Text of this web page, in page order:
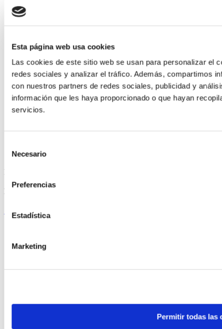
Esta página web usa cookies
Las cookies de este sitio web se usan para personalizar el
redes sociales y analizar el tráfico. Además, compartimos
con nuestros partners de redes sociales, publicidad y
información que les haya proporcionado o que hayan
servicios.
consentimiento
Necesario
Preferencias
Estadística
Marketing
Permitir todas las
ELABORADA POR EL EQUIPO COREN
Risotto de polo de Curral con cogomelos
Seguir lendo